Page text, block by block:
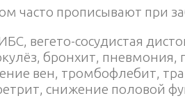
часто прописывают при
вегето-сосудистая
бронхит, пневмония,
вен, тромбофлебит,
снижение половой